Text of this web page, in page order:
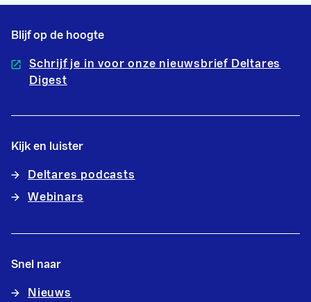
Blijf op de hoogte
Schrijf je in voor onze nieuwsbrief Deltares
Digest
Kijk en luister
Deltares podcasts
Webinars
Snel naar
Nieuws